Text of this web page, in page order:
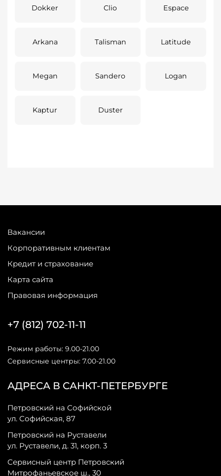
Dokker Clio Espace
Arkana Talisman Latitude
Megan Sandero Logan
Kaptur Duster
Вакансии
Корпоративным клиентам
Кредит и страхование
Карта сайта
Правовая информация
АДРЕСА В САНКТ-ПЕТЕРБУРГЕ
Петровский на Софийской
ул. Софийская, 87
Петровский на Руставели
ул. Руставели, д. 31, корп. 3
Сервисный центр Петровский
Митрофаньевское ш., 30
+7 (812) 702-11-11
Режим работы: 9.00-21.00
Сервисные центры: 7.00-21.00